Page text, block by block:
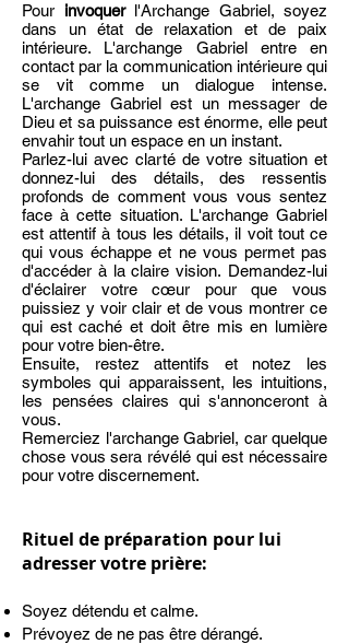
Pour invoquerl'Archange Gabriel, soyez
dans un état de relaxation et de paix
intérieure. L'archange Gabriel entre en
contact par la communication intérieure qui
se vit comme un dialogue intense.
L'archange Gabriel est un messager de
Dieu et sa puissance est énorme, elle peut
envahir tout un espace en un instant.
Parlez-lui avec clarté de votre situation et
donnez-lui des détails, des ressentis
profonds de comment vous vous sentez
face à cette situation. L'archange Gabriel
est attentif à tous les détails, il voit tout ce
qui vous échappe et ne vous permet pas
d'accéder à la claire vision. Demandez-lui
d'éclairer votre cœur pour que vous
puissiez y voir clair et de vous montrer ce
qui est caché et doit être mis en lumière
pour votre bien-être.
Ensuite, restez attentifs et notez les
symboles qui apparaissent, les intuitions,
les pensées claires qui s'annonceront à
vous.
Remerciez l'archange Gabriel, car quelque
chose vous sera révélé qui est nécessaire
pour votre discernement.
Rituel de préparation pour lui
adresser votre prière:
Soyez détendu et calme.
Prévoyez de ne pas être dérangé.